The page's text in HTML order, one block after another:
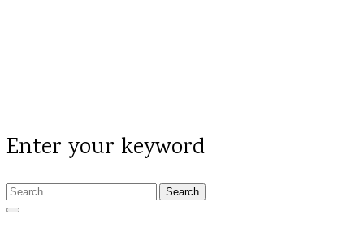
Enter your keyword
Search